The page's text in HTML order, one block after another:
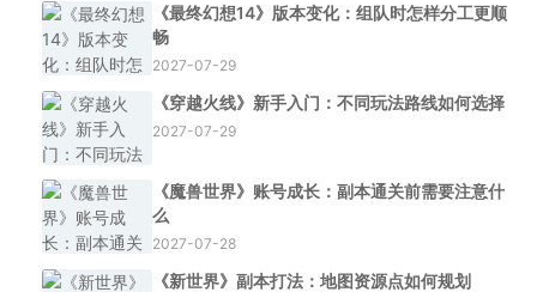
《最终幻想14》版本变化：组队时怎样分工更顺
畅
2027-07-29
《穿越火线》新手入门：不同玩法路线如何选择
2027-07-29
《魔兽世界》账号成长：副本通关前需要注意什
么
2027-07-28
《新世界》副本打法：地图资源点如何规划